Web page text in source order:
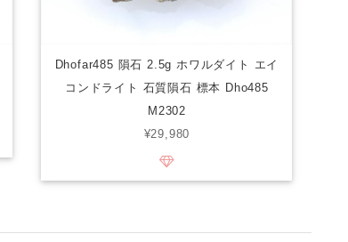
Dhofar485 隕石 2.5g ホワルダイト エイ
コンドライト 石質隕石 標本 Dho485
M2302
¥29,980